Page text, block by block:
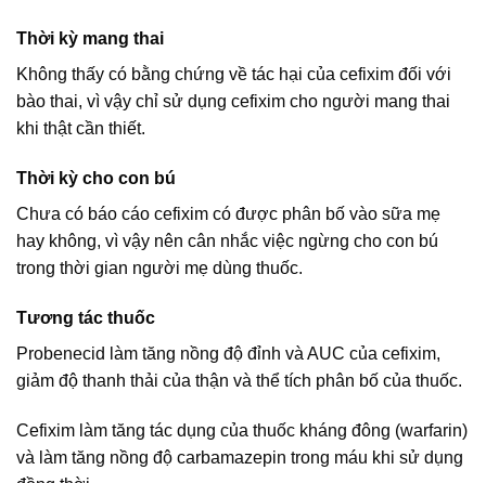
Thời kỳ mang thai
Không thấy có bằng chứng về tác hại của cefixim đối với
bào thai, vì vậy chỉ sử dụng cefixim cho người mang thai
khi thật cần thiết.
Thời kỳ cho con bú
Chưa có báo cáo cefixim có được phân bố vào sữa mẹ
hay không, vì vậy nên cân nhắc việc ngừng cho con bú
trong thời gian người mẹ dùng thuốc.
Tương tác thuốc
Probenecid làm tăng nồng độ đỉnh và AUC của cefixim,
giảm độ thanh thải của thận và thể tích phân bố của thuốc.
Cefixim làm tăng tác dụng của thuốc kháng đông (warfarin)
và làm tăng nồng độ carbamazepin trong máu khi sử dụng